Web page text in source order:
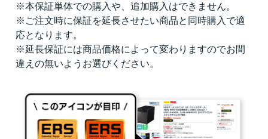
※本保証単体での購入や、追加購入はできません。
※ご注文時に保証を延長させたい商品と同時購入で適
応となります。
※延長保証には商品価格によって変わりますのでお間
違えの無いようお選びください。